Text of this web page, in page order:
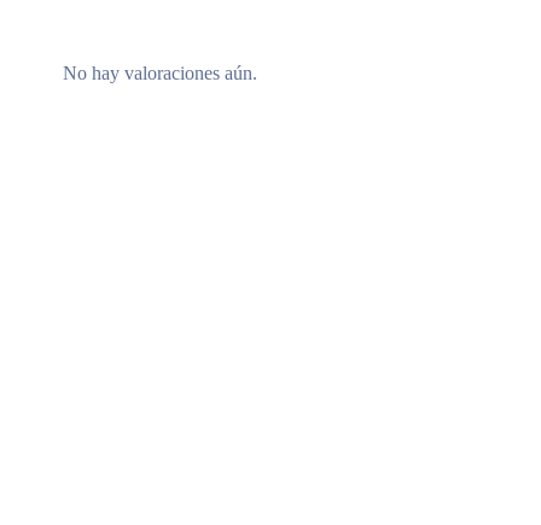
No hay valoraciones aún.